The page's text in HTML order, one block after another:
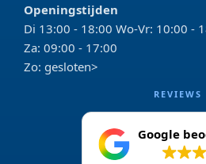
Openingstijden
Di 13:00 - 18:00 Wo-Vr: 10:00 -
Za: 09:00 - 17:00
Zo: gesloten>
REVIEWS
Google